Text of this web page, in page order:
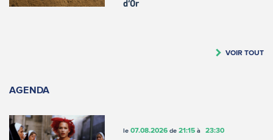
d’Or
VOIR TOUT
AGENDA
le 07.08.2026de 21:15à 23:30